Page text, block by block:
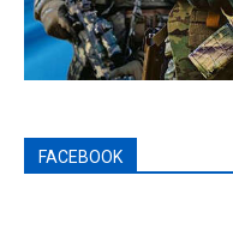
FACEBOOK